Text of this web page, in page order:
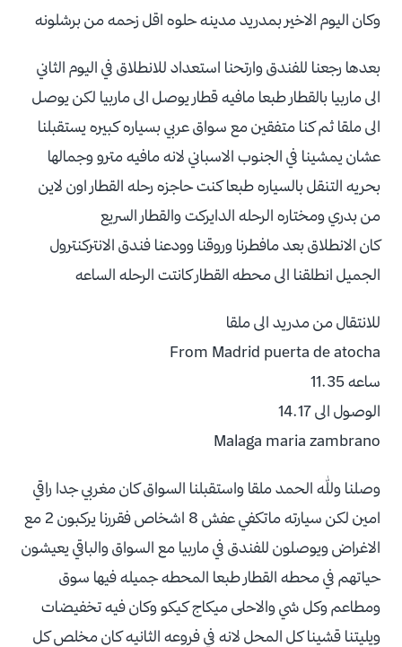
وكان اليوم الاخير بمدريد مدينه حلوه اقل زحمه من برشلونه
بعدها رجعنا للفندق وارتحنا استعداد للانطلاق في اليوم الثاني
الى ماربيا بالقطار طبعا مافيه قطار يوصل الى ماربيا لكن يوصل
الى ملقا ثم كنا متفقين مع سواق عربي بسياره كبيره يستقبلنا
عشان يمشينا في الجنوب الاسباني لانه مافيه مترو وجمالها
بحريه التنقل بالسياره طبعا كنت حاجزه رحله القطار اون لاين
من بدري ومختاره الرحله الدايركت والقطار السريع
كان الانطلاق بعد مافطرنا وروقنا وودعنا فندق الانتركنترول
الجميل انطلقنا الى محطه القطار كانتت الرحله الساعه
للانتقال من مدريد الى ملقا
From Madrid puerta de atocha
ساعه 11.35
الوصول الى 14.17
Malaga maria zambrano
وصلنا ولله الحمد ملقا واستقبلنا السواق كان مغربي جدا راقي
امين لكن سيارته ماتكفي عفش 8 اشخاص فقررنا يركبون 2 مع
الاغراض ويوصلون للفندق في ماربيا مع السواق والباقي يعيشون
حياتهم في محطه القطار طبعا المحطه جميله فيها سوق
ومطاعم وكل شي والاحلى ميكاج كيكو وكان فيه تخفيضات
ويليتنا قشينا كل المحل لانه في فروعه الثانيه كان مخلص كل